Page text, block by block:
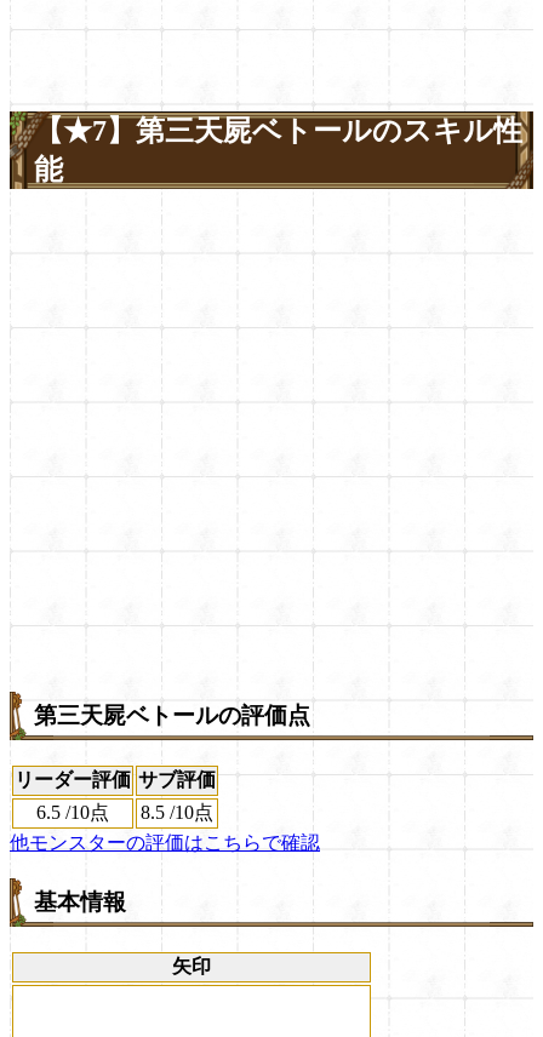
【★7】第三天屍ベトールのスキル性
能
第三天屍ベトールの評価点
リーダー評価 サブ評価
6.5 /10点 8.5 /10点
他モンスターの評価はこちらで確認
基本情報
矢印